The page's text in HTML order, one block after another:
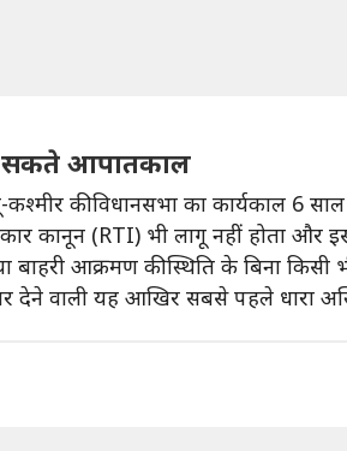
सकते आपातकाल
की विधानसभा का कार्यकाल 6 साल
कानून (RTI) भी लागू नहीं होता
या बाहरी आक्रमण की स्थिति के बिना
देने वाली यह आखिर सबसे पहले धारा